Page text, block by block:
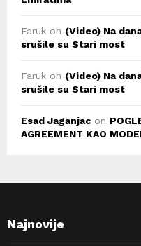
Faruk on (Video) Na
srušile su Stari most
Faruk on (Video) Na
srušile su Stari most
Esad Jaganjac on
AGREEMENT KAO
Najnovije